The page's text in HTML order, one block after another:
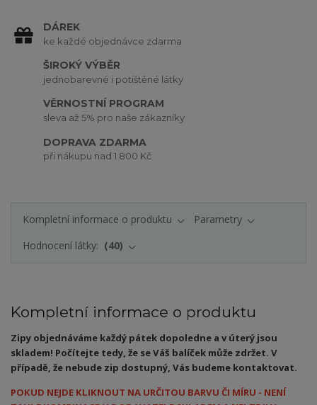
DÁREK
ke každé objednávce zdarma
ŠIROKÝ VÝBĚR
jednobarevné i potištěné látky
VĚRNOSTNÍ PROGRAM
sleva až 5% pro naše zákazníky
DOPRAVA ZDARMA
při nákupu nad 1 800 Kč
Kompletní informace o produktu
Parametry
Hodnocení látky:
40
Kompletní informace o produktu
Zipy objednáváme každý pátek dopoledne a v úterý jsou
skladem! Počítejte tedy, že se Váš balíček může zdržet. V
případě, že nebude zip dostupný, Vás budeme kontaktovat.
POKUD NEJDE KLIKNOUT NA URČITOU BARVU ČI MÍRU - NENÍ